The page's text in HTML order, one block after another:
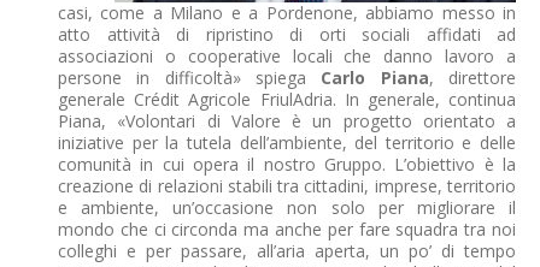
casi, come a Milano e a Pordenone, abbiamo messo in
atto attività di ripristino di orti sociali affidati ad
associazioni o cooperative locali che danno lavoro a
persone in difficoltà» spiega Carlo Piana, direttore
generale Crédit Agricole FriulAdria. In generale, continua
Piana, «Volontari di Valore è un progetto orientato a
iniziative per la tutela dell’ambiente, del territorio e delle
comunità in cui opera il nostro Gruppo. L’obiettivo è la
creazione di relazioni stabili tra cittadini, imprese, territorio
e ambiente, un’occasione non solo per migliorare il
mondo che ci circonda ma anche per fare squadra tra noi
colleghi e per passare, all’aria aperta, un po’ di tempo